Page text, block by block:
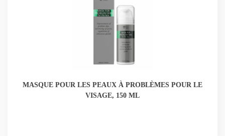
MASQUE POUR LES PEAUX À PROBLÈMES POUR LE
VISAGE, 150 ML